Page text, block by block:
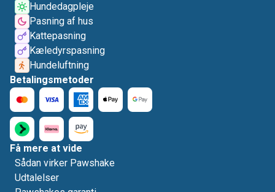
Hundedagpleje
Pasning af hus
Kattepasning
Kæledyrspasning
Hundeluftning
Betalingsmetoder
Få mere at vide
Sådan virker Pawshake
Udtalelser